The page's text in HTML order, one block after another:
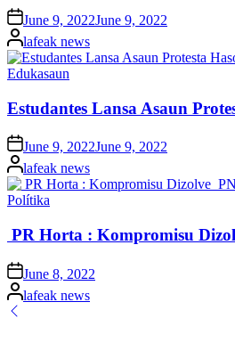
Posted
on
June 9, 2022June 9, 2022
Posted
by
lafeak news
Posted
Edukasaun
Estudantes Lansa Asaun
Posted
on
June 9, 2022June 9, 2022
Posted
by
lafeak news
Posted
Polítika
PR Horta : Kompromisu
Posted
on
June 8, 2022
Posted
by
lafeak news